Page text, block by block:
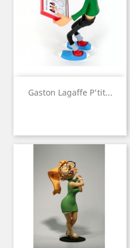
Gaston Lagaffe P'tit...